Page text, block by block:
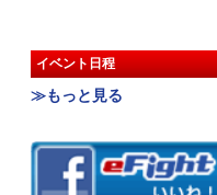
イベント日程
≫もっと見る